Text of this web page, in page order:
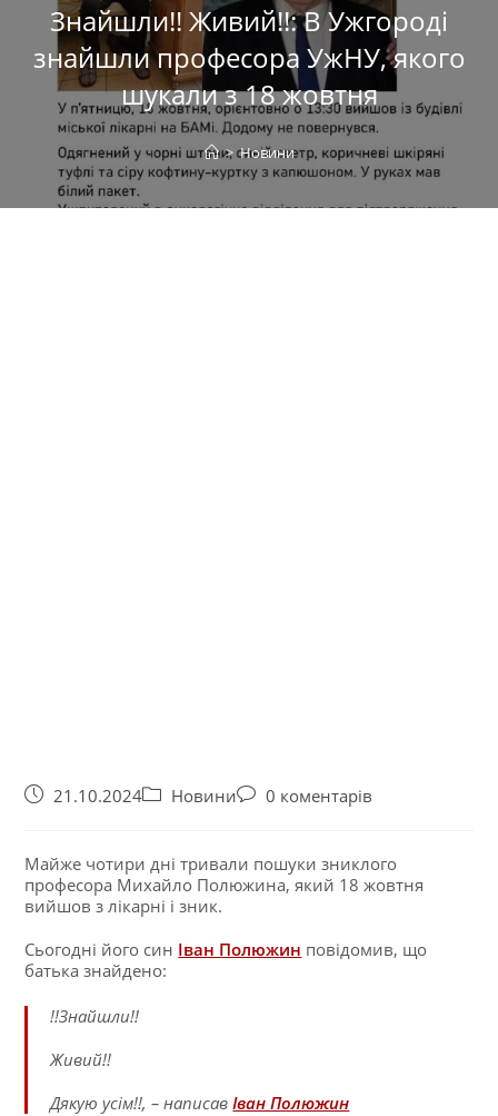
Знайшли!! Живий!!: В Ужгороді
знайшли професора УжНУ, якого
шукали з 18 жовтня
> Новини
21.10.2024 Новини 0 коментарів
Майже чотири дні тривали пошуки зниклого
професора Михайло Полюжина, який 18 жовтня
вийшов з лікарні і зник.
Сьогодні його син Іван Полюжин повідомив, що
батька знайдено:
!!Знайшли!!
Живий!!
Дякую усім!!, – написавІван Полюжин